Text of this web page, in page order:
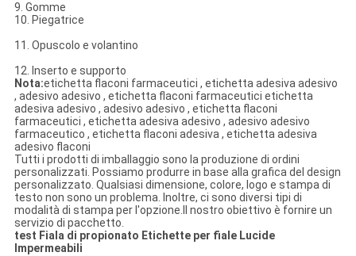
9. Gomme
10. Piegatrice
11. Opuscolo e volantino
12. Inserto e supporto
Nota:etichetta flaconi farmaceutici , etichetta adesiva adesivo
, adesivo adesivo , etichetta flaconi farmaceutici etichetta
adesiva adesivo , adesivo adesivo , etichetta flaconi
farmaceutici , etichetta adesiva adesivo , adesivo adesivo
farmaceutico , etichetta flaconi adesiva , etichetta adesiva
adesivo flaconi
Tutti i prodotti di imballaggio sono la produzione di ordini
personalizzati. Possiamo produrre in base alla grafica del design
personalizzato. Qualsiasi dimensione, colore, logo e stampa di
testo non sono un problema. Inoltre, ci sono diversi tipi di
modalità di stampa per l'opzione.Il nostro obiettivo è fornire un
servizio di pacchetto.
test Fiala di propionato Etichette per fiale Lucide
Impermeabili